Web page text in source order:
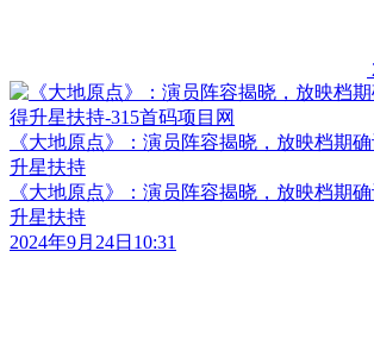
《大地原点》：演员阵容揭晓，放映档期
升星扶持
《大地原点》：演员阵容揭晓，放映档期
升星扶持
2024年9月24日10:31